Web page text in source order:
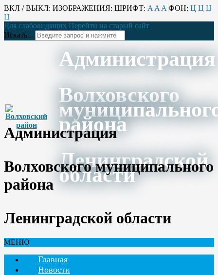
ВКЛ / ВЫКЛ: ИЗОБРАЖЕНИЯ: ШРИФТ: A A A ФОН: Ц Ц Ц
Ц
Для слабовидящих Перейти на старый сайт
Искать...
Администрация
Волховского
района
Ленинградской
области
Администрация
Волховского муниципального
района
Ленинградской области
МЕНЮ
Главная
Новости